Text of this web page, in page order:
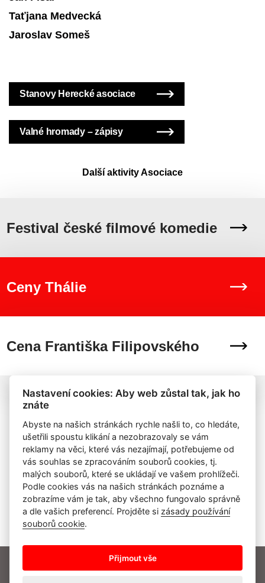
Taťjana Medvecká
Jaroslav Someš
Stanovy Herecké asociace
Valné hromady – zápisy
Další aktivity Asociace
Festival české filmové komedie
Ceny Thálie
Cena Františka Filipovského
Nastavení cookies: Aby web zůstal tak, jak ho
znáte
Abyste na našich stránkách rychle našli to, co hledáte,
ušetřili spoustu klikání a nezobrazovaly se vám
reklamy na věci, které vás nezajímají, potřebujeme od
vás souhlas se zpracováním souborů cookies, tj.
malých souborů, které se ukládají ve vašem prohlížeči.
Podle cookies vás na našich stránkách poznáme a
zobrazíme vám je tak, aby všechno fungovalo správně
a dle vašich preferencí. Projděte si zásady používání
souborů cookie.
Přijmout vše